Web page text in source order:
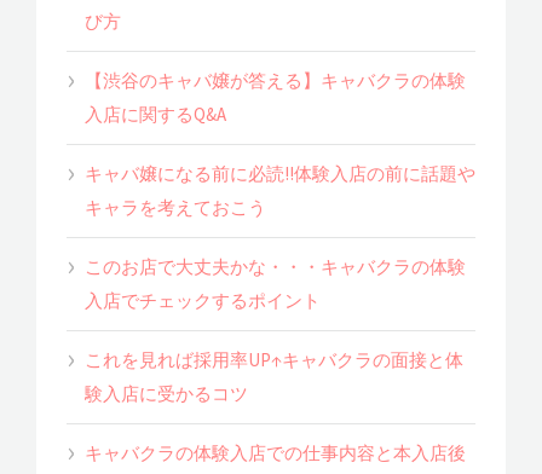
び方
【渋谷のキャバ嬢が答える】キャバクラの体験
入店に関するQ&A
キャバ嬢になる前に必読!!体験入店の前に話題や
キャラを考えておこう
このお店で大丈夫かな・・・キャバクラの体験
入店でチェックするポイント
これを見れば採用率UP↑キャバクラの面接と体
験入店に受かるコツ
キャバクラの体験入店での仕事内容と本入店後